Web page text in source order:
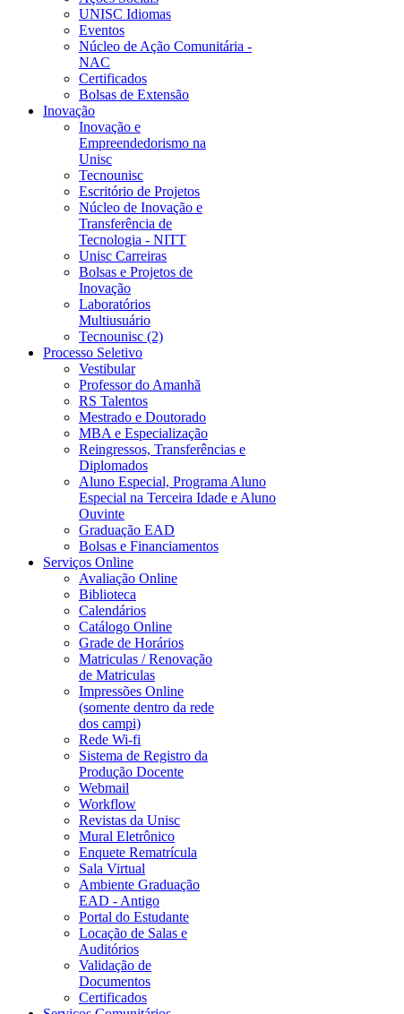
UNISC Idiomas
Eventos
Núcleo de Ação Comunitária -
NAC
Certificados
Bolsas de Extensão
Inovação
Inovação e
Empreendedorismo na
Unisc
Tecnounisc
Escritório de Projetos
Núcleo de Inovação e
Transferência de
Tecnologia - NITT
Unisc Carreiras
Bolsas e Projetos de
Inovação
Laboratórios
Multiusuário
Tecnounisc (2)
Processo Seletivo
Vestibular
Professor do Amanhã
RS Talentos
Mestrado e Doutorado
MBA e Especialização
Reingressos, Transferências e
Diplomados
Aluno Especial, Programa Aluno
Especial na Terceira Idade e Aluno
Ouvinte
Graduação EAD
Bolsas e Financiamentos
Serviços Online
Avaliação Online
Biblioteca
Calendários
Catálogo Online
Grade de Horários
Matriculas / Renovação
de Matriculas
Impressões Online
(somente dentro da rede
dos campi)
Rede Wi-fi
Sistema de Registro da
Produção Docente
Webmail
Workflow
Revistas da Unisc
Mural Eletrônico
Enquete Rematrícula
Sala Virtual
Ambiente Graduação
EAD - Antigo
Portal do Estudante
Locação de Salas e
Auditórios
Validação de
Documentos
Certificados